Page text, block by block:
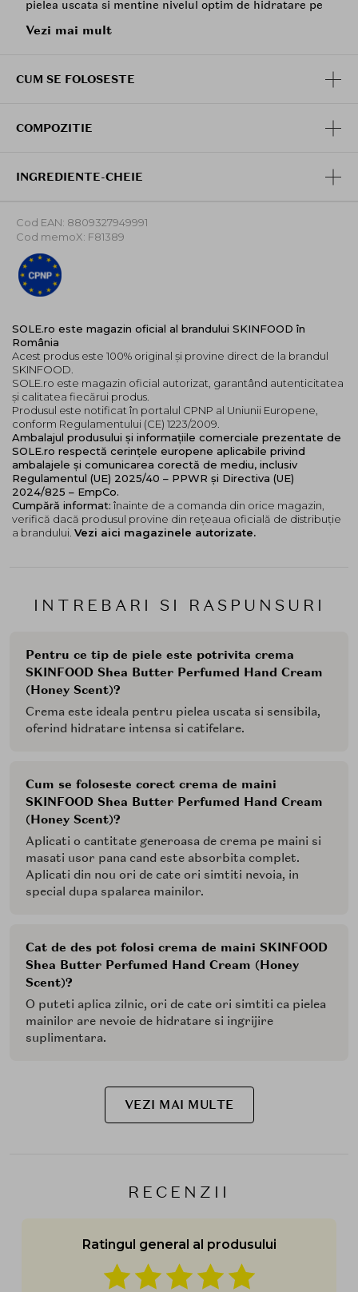
INTREBARI SI RASPUNSURI
Pentru ce tip de piele este potrivita crema
SKINFOOD Shea Butter Perfumed Hand Cream
(Honey Scent)?
Crema este ideala pentru pielea uscata si sensibila,
oferind hidratare intensa si catifelare.
Cum se foloseste corect crema de maini
SKINFOOD Shea Butter Perfumed Hand Cream
(Honey Scent)?
Aplicati o cantitate generoasa de crema pe maini si
masati usor pana cand este absorbita complet.
Aplicati din nou ori de cate ori simtiti nevoia, in
special dupa spalarea mainilor.
Cat de des pot folosi crema de maini SKINFOOD
Shea Butter Perfumed Hand Cream (Honey
Scent)?
O puteti aplica zilnic, ori de cate ori simtiti ca pielea
mainilor are nevoie de hidratare si ingrijire
suplimentara.
VEZI MAI MULTE
pielea uscata si mentine nivelul optim de hidratare pe
parfumate.
Parfum placut
Unt de Shea20% (Butyrospermum Parkii Butter):
protectie naturala.
Extract deAloe Vera
pielea.
Ulei de
Mod de utilizare:
Aplicati o cantitate generoasa de crema pe maini si
masati usor pana la absorbtia completa.
Reaplicati ori de cate ori este necesar, mai ales dupa
spalarea mainilor.
Vezi mai mult
CUM SE FOLOSESTE
COMPOZITIE
INGREDIENTE-CHEIE
Cod EAN: 8809327949991
Cod memoX: F81389
SOLE.ro este magazin oficial al brandului SKINFOOD în
România
Acest produs este 100% original și provine direct de la brandul
SKINFOOD.
SOLE.ro este magazin oficial autorizat, garantând autenticitatea
și calitatea fiecărui produs.
Produsul este notificat în portalul CPNP al Uniunii Europene,
conform Regulamentului (CE) 1223/2009.
Ambalajul produsului și informațiile comerciale prezentate de
SOLE.ro respectă cerințele europene aplicabile privind
ambalajele și comunicarea corectă de mediu, inclusiv
Regulamentul (UE) 2025/40 – PPWR și Directiva (UE)
2024/825 – EmpCo.
Cumpără informat: înainte de a comanda din orice magazin,
verifică dacă produsul provine din rețeaua oficială de distribuție
a brandului. Vezi aici magazinele autorizate.
RECENZII
Ratingul general al produsului